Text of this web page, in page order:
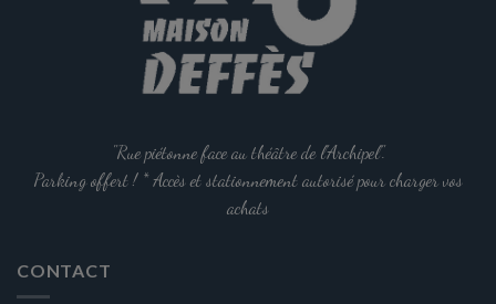
"Rue piétonne face au théâtre de l'Archipel".
Parking offert ! * Accès et stationnement autorisé pour charger vos
achats
CONTACT